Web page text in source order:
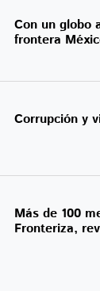
Con un globo
frontera
Corrupción y
Más de 100
Fronteriza,